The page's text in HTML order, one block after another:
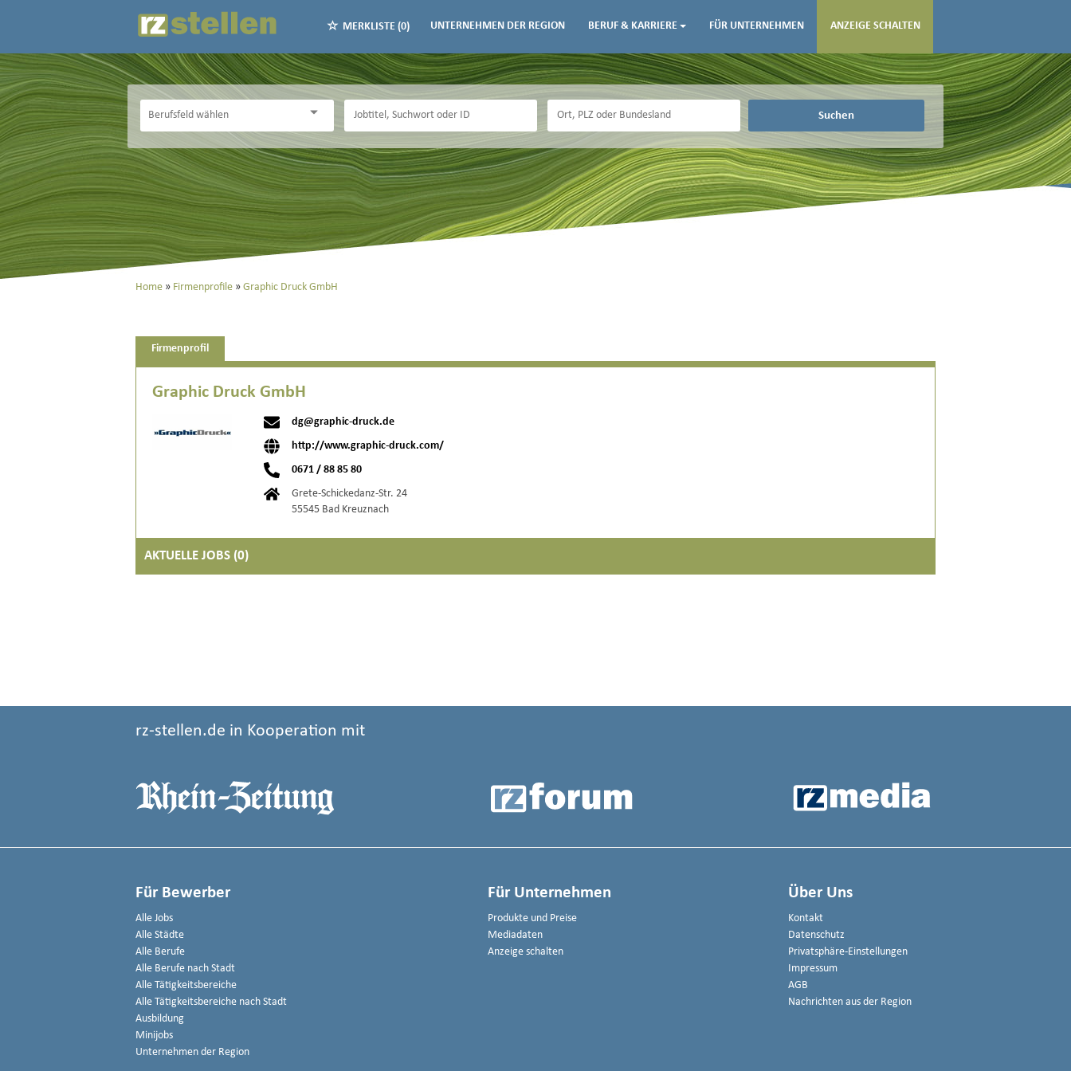
MERKLISTE (0) UNTERNEHMEN DER REGION BERUF & KARRIERE FÜR UNTERNEHMEN ANZEIGE SCHALTEN
Suchen
Home Firmenprofile Graphic Druck GmbH
Firmenprofil
Graphic Druck GmbH
dg@graphic-druck.de
http://www.graphic-druck.com/
0671 / 88 85 80
Grete-Schickedanz-Str. 24
55545 Bad Kreuznach
AKTUELLE JOBS (0)
rz-stellen.de in Kooperation mit
Für Bewerber
Alle Jobs
Alle Städte
Alle Berufe
Alle Berufe nach Stadt
Alle Tätigkeitsbereiche
Alle Tätigkeitsbereiche nach Stadt
Ausbildung
Minijobs
Unternehmen der Region
Für Unternehmen
Produkte und Preise
Mediadaten
Anzeige schalten
Über Uns
Kontakt
Datenschutz
Privatsphäre-Einstellungen
Impressum
AGB
Nachrichten aus der Region